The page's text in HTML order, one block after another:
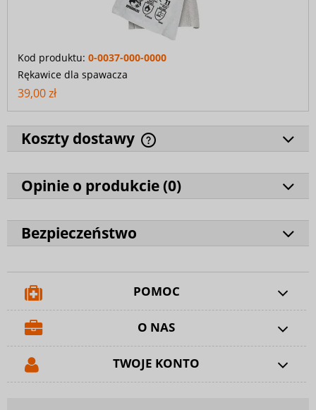
Kod produktu: 0-0037-000-0000
Rękawice dla spawacza
39,00 zł
Koszty dostawy
Opinie o produkcie (0)
Bezpieczeństwo
POMOC
O NAS
TWOJE KONTO